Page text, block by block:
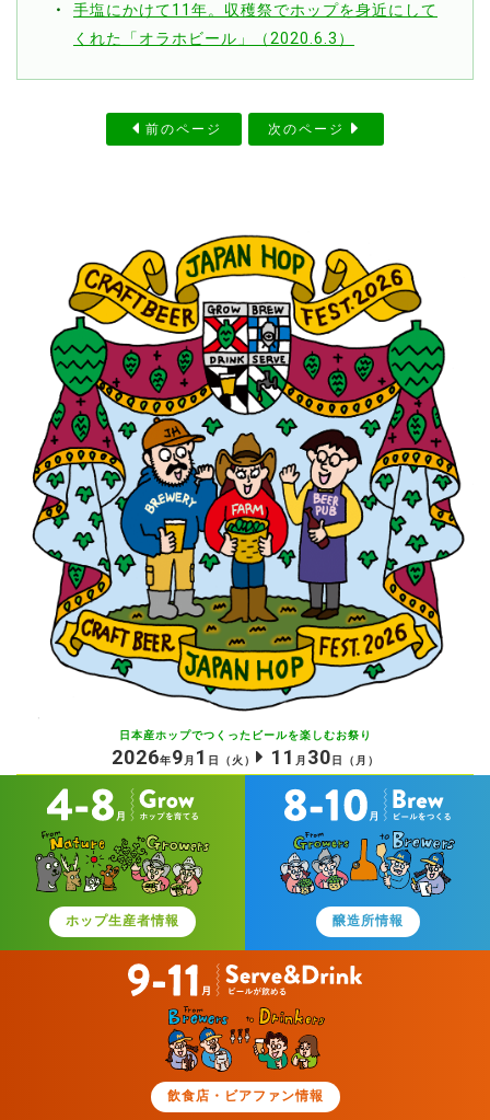
手塩にかけて11年。収穫祭でホップを身近にして
くれた「オラホビール」（2020.6.3）
前のページ 次のページ
日本産ホップでつくったビールを楽しむお祭り
2026年9月 1 日 （火） 11 月 30 日 （月）
ホップ生産者情報 醸造所情報
飲食店・ビアファン情報